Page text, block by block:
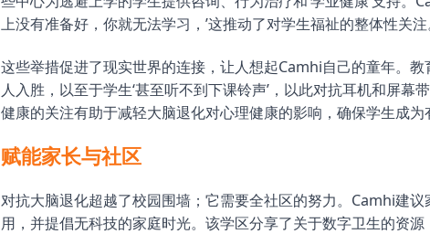
上没有准备好，你就无法学习，’这推动了对学生福祉的整体性关注
这些举措促进了现实世界的连接，让人想起Camhi自己的童年。教
人入胜，以至于学生‘甚至听不到下课铃声’，以此对抗耳机和屏幕
健康的关注有助于减轻大脑退化对心理健康的影响，确保学生成为
赋能家长与社区
对抗大脑退化超越了校园围墙；它需要全社区的努力。Camhi建
用，并提倡无科技的家庭时光。该学区分享了关于数字卫生的资源